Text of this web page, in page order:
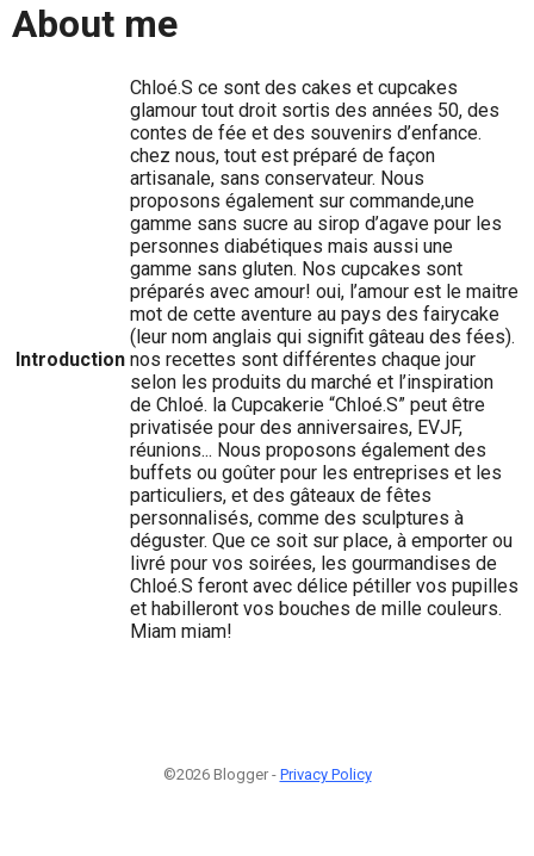
About me
Introduction
Chloé.S ce sont des cakes et cupcakes
glamour tout droit sortis des années 50, des
contes de fée et des souvenirs d’enfance.
chez nous, tout est préparé de façon
artisanale, sans conservateur. Nous
proposons également sur commande,une
gamme sans sucre au sirop d’agave pour les
personnes diabétiques mais aussi une
gamme sans gluten. Nos cupcakes sont
préparés avec amour! oui, l’amour est le maitre
mot de cette aventure au pays des fairycake
(leur nom anglais qui signifit gâteau des fées).
nos recettes sont différentes chaque jour
selon les produits du marché et l’inspiration
de Chloé. la Cupcakerie “Chloé.S” peut être
privatisée pour des anniversaires, EVJF,
réunions... Nous proposons également des
buffets ou goûter pour les entreprises et les
particuliers, et des gâteaux de fêtes
personnalisés, comme des sculptures à
déguster. Que ce soit sur place, à emporter ou
livré pour vos soirées, les gourmandises de
Chloé.S feront avec délice pétiller vos pupilles
et habilleront vos bouches de mille couleurs.
Miam miam!
©2026 Blogger - Privacy Policy